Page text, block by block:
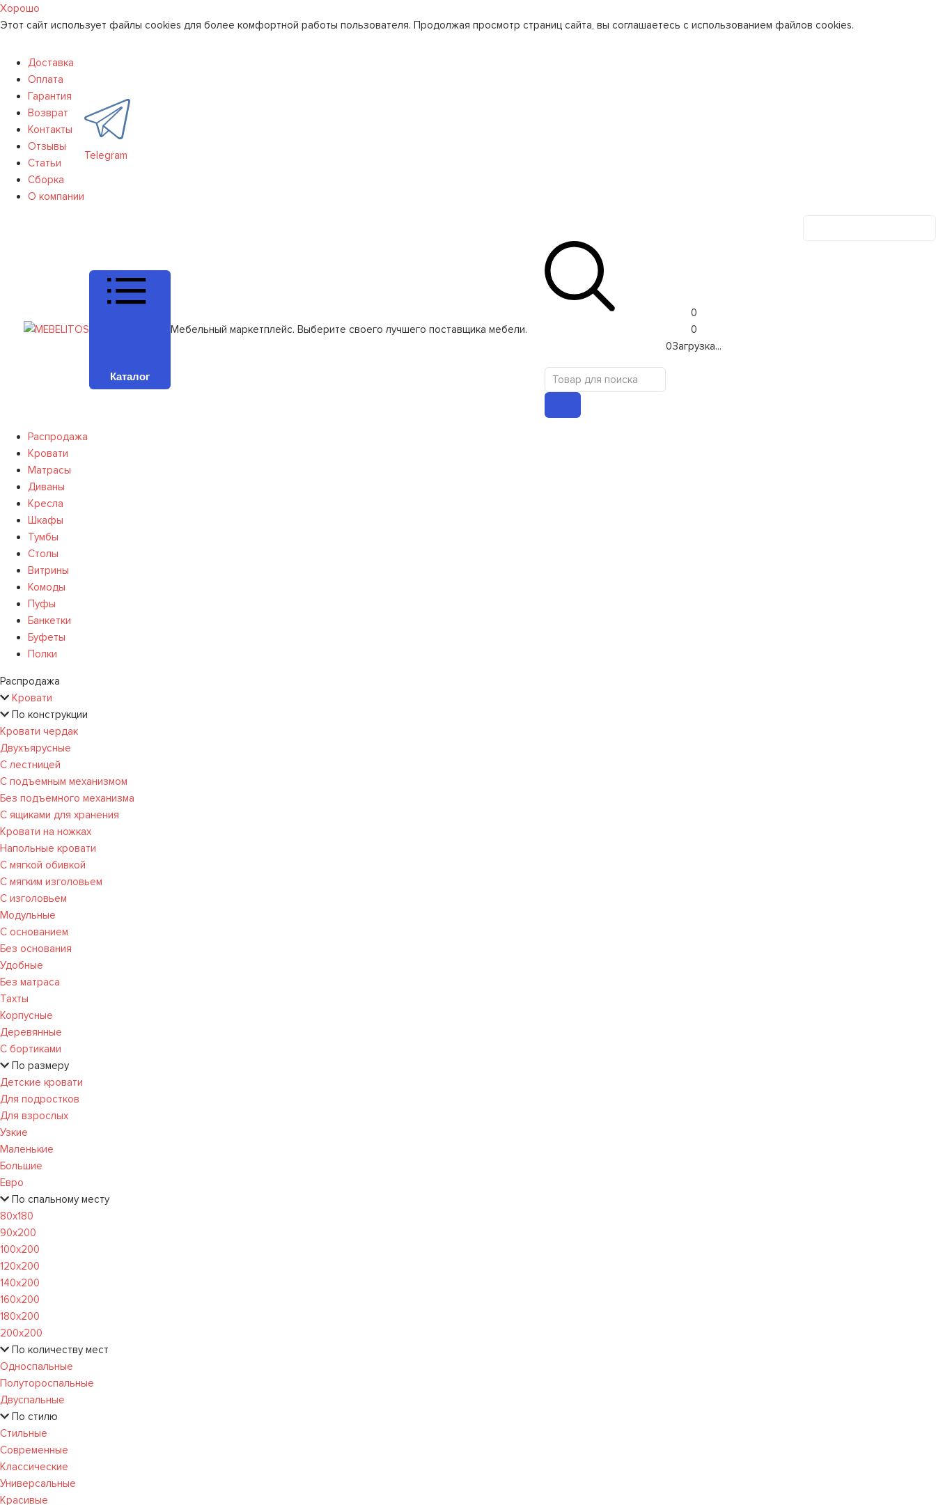
Хорошо
Этот сайт использует файлы cookies для более комфортной работы пользователя. Продолжая просмотр страниц сайта, вы соглашаетесь с использованием файлов cookies.
Доставка
Оплата
Гарантия
Возврат
Контакты
Отзывы
Статьи
Сборка
О компании
Telegram
Каталог
Мебельный маркетплейс. Выберите своего лучшего поставщика мебели.
0
0
0Загрузка...
Распродажа
Кровати
Матрасы
Диваны
Кресла
Шкафы
Тумбы
Столы
Витрины
Комоды
Пуфы
Банкетки
Буфеты
Полки
Распродажа
Кровати
По конструкции
Кровати чердак
Двухъярусные
С лестницей
С подъемным механизмом
Без подъемного механизма
С ящиками для хранения
Кровати на ножках
Напольные кровати
С мягкой обивкой
С мягким изголовьем
С изголовьем
Модульные
С основанием
Без основания
Удобные
Без матраса
Тахты
Корпусные
Деревянные
С бортиками
По размеру
Детские кровати
Для подростков
Для взрослых
Узкие
Маленькие
Большие
Евро
По спальному месту
80х180
90х200
100х200
120x200
140х200
160х200
180х200
200х200
По количеству мест
Односпальные
Полутороспальные
Двуспальные
По стилю
Стильные
Современные
Классические
Универсальные
Красивые